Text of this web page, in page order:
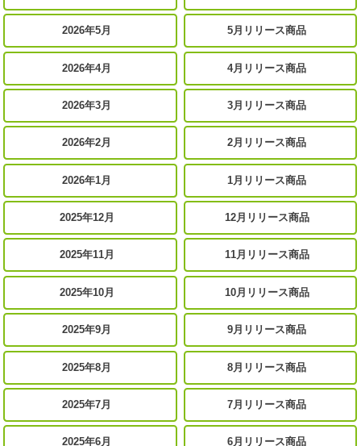
2026年5月 5月リリース商品
2026年4月 4月リリース商品
2026年3月 3月リリース商品
2026年2月 2月リリース商品
2026年1月 1月リリース商品
2025年12月 12月リリース商品
2025年11月 11月リリース商品
2025年10月 10月リリース商品
2025年9月 9月リリース商品
2025年8月 8月リリース商品
2025年7月 7月リリース商品
2025年6月 6月リリース商品